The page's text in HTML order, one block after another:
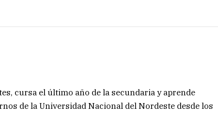
cursa el último año de la secundaria y aprende
de la Universidad Nacional del Nordeste desde los